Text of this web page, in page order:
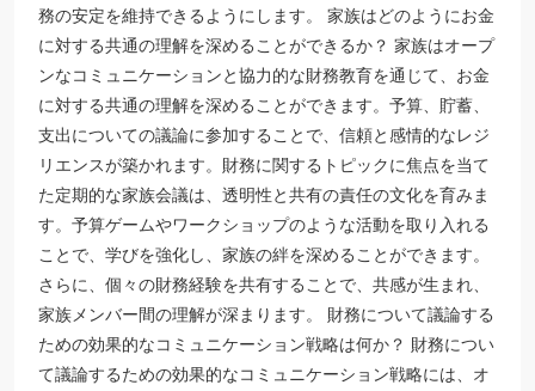
務の安定を維持できるようにします。 家族はどのようにお金
に対する共通の理解を深めることができるか？ 家族はオープ
ンなコミュニケーションと協力的な財務教育を通じて、お金
に対する共通の理解を深めることができます。予算、貯蓄、
支出についての議論に参加することで、信頼と感情的なレジ
リエンスが築かれます。財務に関するトピックに焦点を当て
た定期的な家族会議は、透明性と共有の責任の文化を育みま
す。予算ゲームやワークショップのような活動を取り入れる
ことで、学びを強化し、家族の絆を深めることができます。
さらに、個々の財務経験を共有することで、共感が生まれ、
家族メンバー間の理解が深まります。 財務について議論する
ための効果的なコミュニケーション戦略は何か？ 財務につい
て議論するための効果的なコミュニケーション戦略には、オ